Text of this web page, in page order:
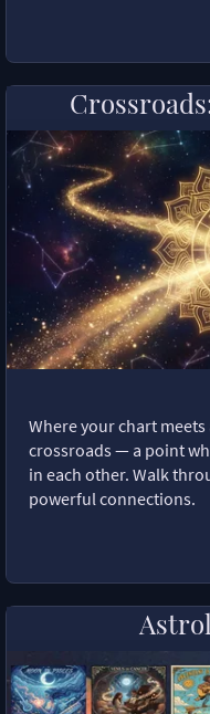
Where your chart meets
crossroads — a point
in each other. Walk
powerful connections.